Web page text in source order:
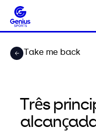
Take me back
Três